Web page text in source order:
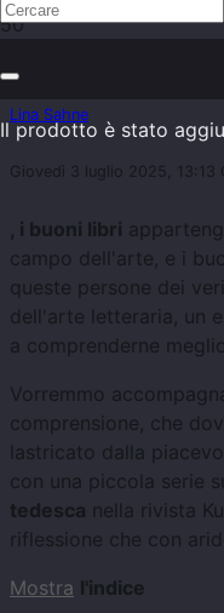
Il prodotto è stato
Lina Sahne
Giovedì 3 luglio 2025, 13:13
, i buoni libri
campo dell'arte, e i
queste persone dei
dell'arte letteraria, un
a comprenderne
Vorremmo
comprensione, che
lastricato dalla
con una piccola serie
tedesca nella rivista
riflessione che con
Mostra l'indice